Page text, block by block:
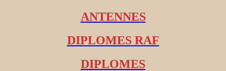
ANTENNES
DIPLOMES RAF
DIPLOMES